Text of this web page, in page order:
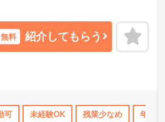
産休･育休･介護休暇取得実績あり 高収入
さい。
無料 紹介してもらう
可 未経験OK 残業少なめ 年間